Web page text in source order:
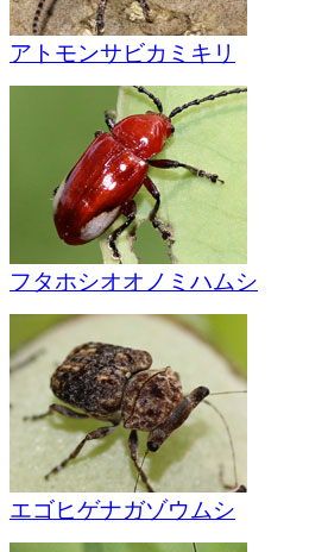
アトモンサビカミキリ
フタホシオオノミハムシ
エゴヒゲナガゾウムシ